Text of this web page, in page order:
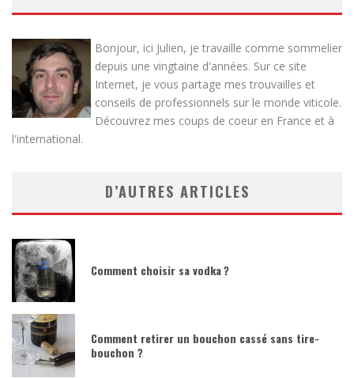
Bonjour, ici Julien, je travaille comme sommelier
depuis une vingtaine d'années. Sur ce site
Internet, je vous partage mes trouvailles et
conseils de professionnels sur le monde viticole.
Découvrez mes coups de coeur en France et à
l'international.
D’AUTRES ARTICLES
Comment choisir sa vodka ?
Comment retirer un bouchon cassé sans tire-
bouchon ?